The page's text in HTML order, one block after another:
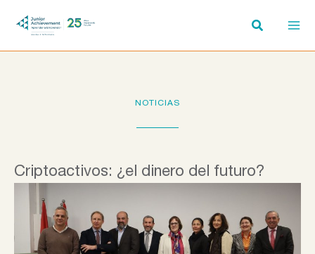
NOTICIAS
Criptoactivos: ¿el dinero del futuro?